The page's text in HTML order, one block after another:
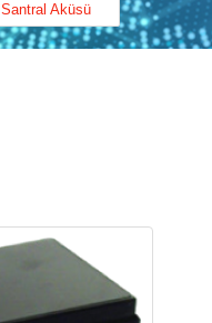
Santral Aküsü